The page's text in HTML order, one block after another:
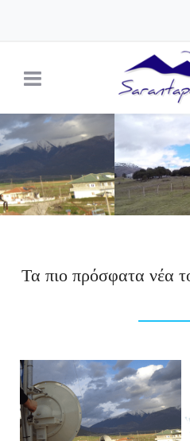
Τα πιο πρόσφατα